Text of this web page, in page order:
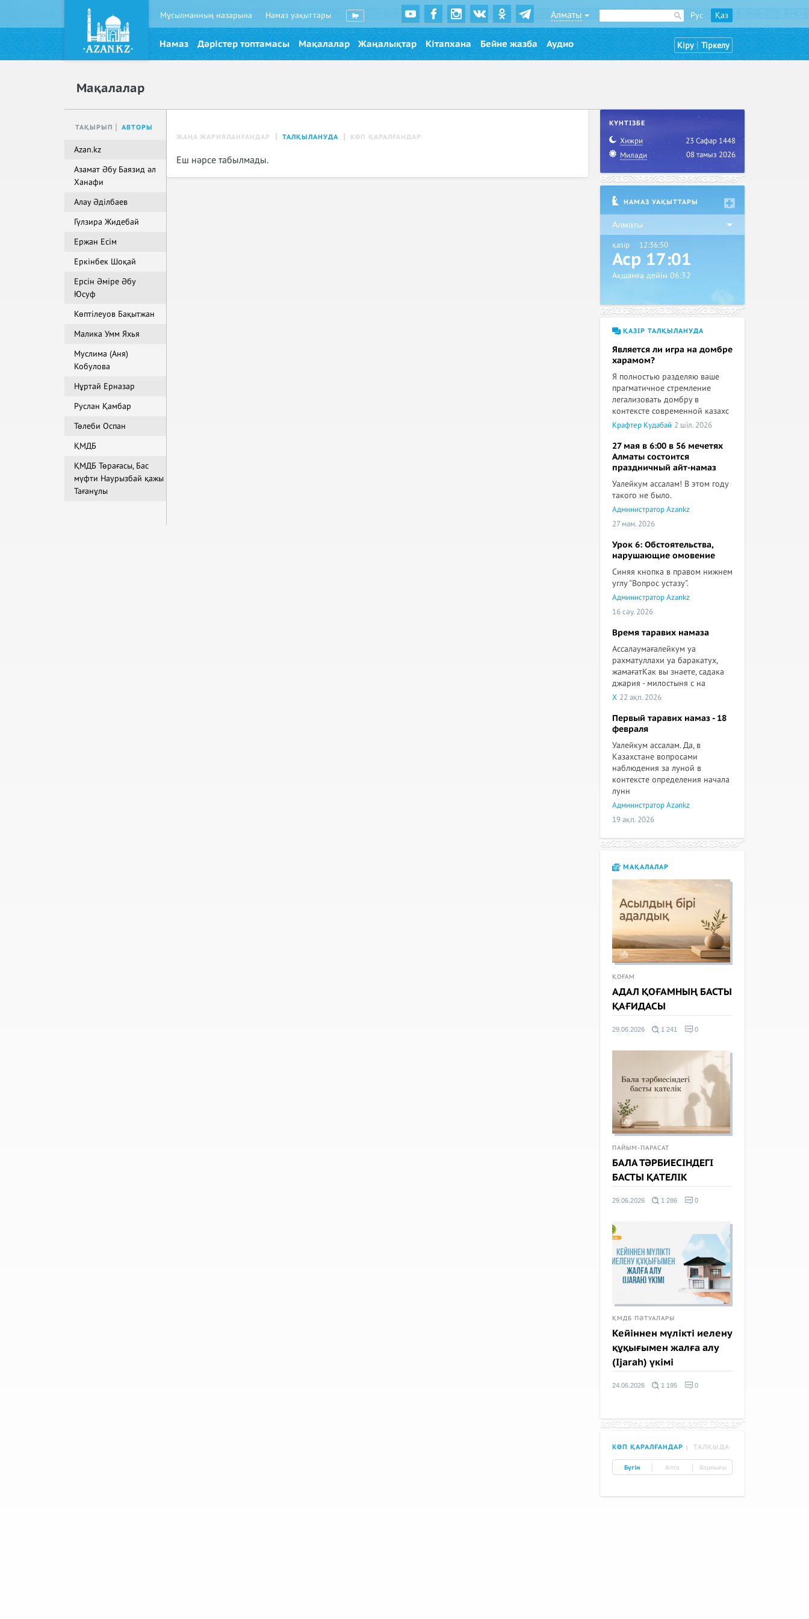
Мұсылманның назарына Намаз уақыттары Алматы Рус Қаз
Намаз Дәрістер топтамасы Мақалалар Жаңалықтар Кітапхана Бейне жазба Аудио Кіру | Тіркелу
Мақалалар
ТАҚЫРЫП АВТОРЫ
Azan.kz
Азамат Әбу Баязид әл
Ханафи
Алау Әділбаев
Гүлзира Жидебай
Ержан Есім
Еркінбек Шоқай
Ерсін Әміре Әбу
Юсуф
Көптілеуов Бақытжан
Малика Умм Яхья
Муслима (Аня)
Кобулова
Нұртай Ерназар
Руслан Қамбар
Төлеби Оспан
ҚМДБ
ҚМДБ Төрағасы, Бас
мүфти Наурызбай қажы
Тағанұлы
ЖАҢА ЖАРИЯЛАНҒАНДАР ТАЛҚЫЛАНУДА КӨП ҚАРАЛҒАНДАР
Еш нәрсе табылмады.
КҮНТІЗБЕ
Хижри
23 Сафар 1448
Миләди
08 тамыз 2026
НАМАЗ УАҚЫТТАРЫ
Алматы
қазір 12:36:51
Аср 17:01
Ақшамға дейін 06:32
ҚАЗІР ТАЛҚЫЛАНУДА
Является ли игра на домбре
харамом?
Я полностью разделяю ваше
прагматичное стремление
легализовать домбру в
контексте современной казахс
Крафтер Кудабай 2 шіл. 2026
27 мая в 6:00 в 56 мечетях
Алматы состоится
праздничный айт-намаз
Уалейкум ассалам! В этом году
такого не было.
Администратор Azankz
27 мам. 2026
Урок 6: Обстоятельства,
нарушающие омовение
Синяя кнопка в правом нижнем
углу "Вопрос устазу".
Администратор Azankz
16 сәу. 2026
Время таравих намаза
Ассалаумағалейкум уа
рахматуллахи уа баракатух,
жамағатКак вы знаете, садака
джария - милостыня с на
X 22 ақп. 2026
Первый таравих намаз - 18
февраля
Уалейкум ассалам. Да, в
Казахстане вопросами
наблюдения за луной в
контексте определения начала
лунн
Администратор Azankz
19 ақп. 2026
МАҚАЛАЛАР
ҚОҒАМ
АДАЛ ҚОҒАМНЫҢ БАСТЫ
ҚАҒИДАСЫ
29.06.2026 1 241 0
ПАЙЫМ-ПАРАСАТ
БАЛА ТӘРБИЕСІНДЕГІ
БАСТЫ ҚАТЕЛІК
29.06.2026 1 286 0
ҚМДБ ПӘТУАЛАРЫ
Кейіннен мүлікті иелену
құқығымен жалға алу
(Ijarah) үкімі
24.06.2026 1 195 0
КӨП ҚАРАЛҒАНДАР ТАЛҚЫДА
Бүгін Апта Барлығы